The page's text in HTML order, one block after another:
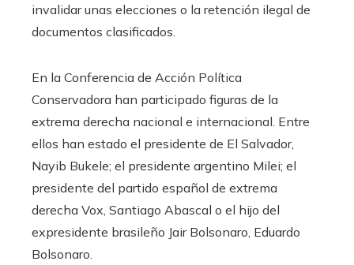
invalidar unas elecciones o la retención ilegal de
documentos clasificados.
En la Conferencia de Acción Política
Conservadora han participado figuras de la
extrema derecha nacional e internacional. Entre
ellos han estado el presidente de El Salvador,
Nayib Bukele; el presidente argentino Milei; el
presidente del partido español de extrema
derecha Vox, Santiago Abascal o el hijo del
expresidente brasileño Jair Bolsonaro, Eduardo
Bolsonaro.